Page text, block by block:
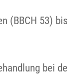
(BBCH 53)
bei